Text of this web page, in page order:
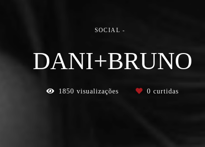
SOCIAL
DANI+BRUNO
1850 visualizações 0 curtidas